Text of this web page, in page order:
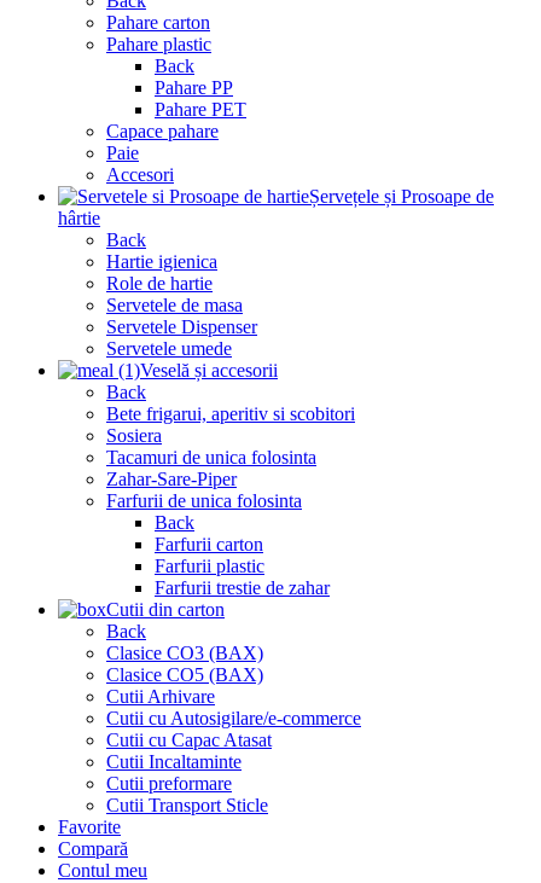
Pahare carton
Pahare plastic
Back
Pahare PP
Pahare PET
Capace pahare
Paie
Accesori
Șervețele și Prosoape de
hârtie
Back
Hartie igienica
Role de hartie
Servetele de masa
Servetele Dispenser
Servetele umede
Veselă și accesorii
Back
Bete frigarui, aperitiv si scobitori
Sosiera
Tacamuri de unica folosinta
Zahar-Sare-Piper
Farfurii de unica folosinta
Back
Farfurii carton
Farfurii plastic
Farfurii trestie de zahar
Cutii din carton
Back
Clasice CO3 (BAX)
Clasice CO5 (BAX)
Cutii Arhivare
Cutii cu Autosigilare/e-commerce
Cutii cu Capac Atasat
Cutii Incaltaminte
Cutii preformare
Cutii Transport Sticle
Favorite
Compară
Contul meu